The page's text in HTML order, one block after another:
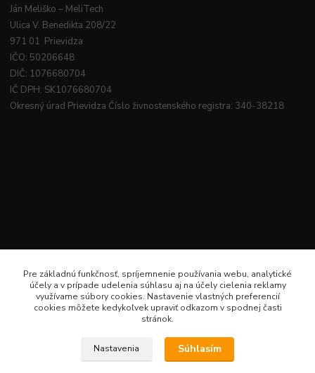
Ján Meliško – MeliTech
Ulica V. Benedikta 208/22
971 01 Prievidza
IČO: 50206648
DIČ: 1076680704
IČ DPH: SK1076680704
Okresný úrad Prievidza Číslo živnostenského registra: 340-38218
Pre základnú funkčnosť, spríjemnenie používania webu, analytické
účely a v prípade udelenia súhlasu aj na účely cielenia reklamy
využívame súbory cookies. Nastavenie vlastných preferencií
cookies môžete kedykoľvek upraviť odkazom v spodnej časti
stránok.
Nastavenia Súhlasím